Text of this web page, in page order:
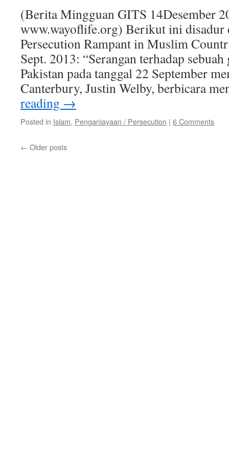
(Berita Mingguan GITS 14Desember
www.wayoflife.org) Berikut ini disadur
Persecution Rampant in Muslim
Sept. 2013: “Serangan terhadap
Pakistan pada tanggal 22 September
Canterbury, Justin Welby, berbicara
reading →
Posted in Islam, Penganiayaan / Persecution | 6 Comments
← Older posts